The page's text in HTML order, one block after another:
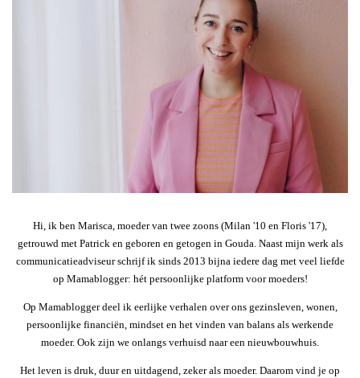
Hi, ik ben Marisca, moeder van twee zoons (Milan '10 en Floris '17),
getrouwd met Patrick en geboren en getogen in Gouda. Naast mijn werk als
communicatieadviseur schrijf ik sinds 2013 bijna iedere dag met veel liefde
op Mamablogger: hét persoonlijke platform voor moeders!
Op Mamablogger deel ik eerlijke verhalen over ons gezinsleven, wonen,
persoonlijke financiën, mindset en het vinden van balans als werkende
moeder. Ook zijn we onlangs verhuisd naar een nieuwbouwhuis.
Het leven is druk, duur en uitdagend, zeker als moeder. Daarom vind je op